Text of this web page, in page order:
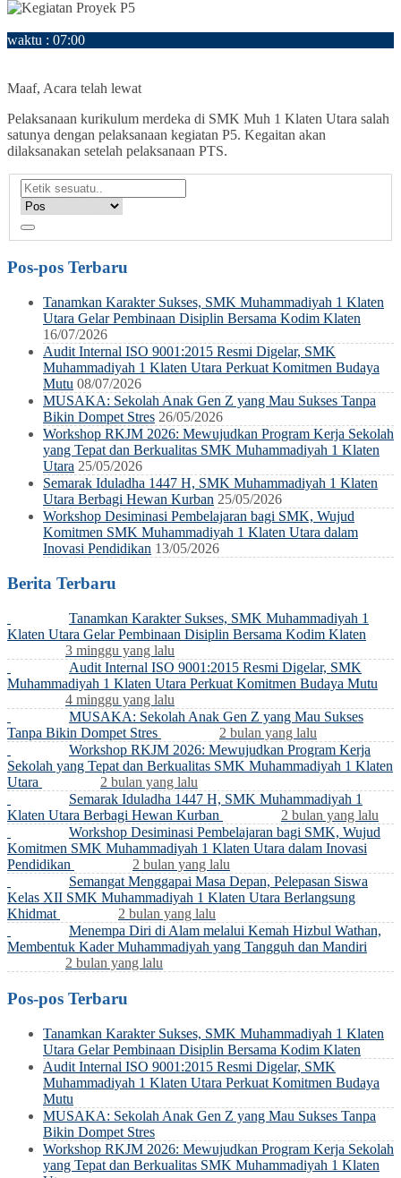
waktu : 07:00
Maaf, Acara telah lewat
Pelaksanaan kurikulum merdeka di SMK Muh 1 Klaten Utara salah
satunya dengan pelaksanaan kegiatan P5. Kegaitan akan
dilaksanakan setelah pelaksanaan PTS.
Pos-pos Terbaru
Tanamkan Karakter Sukses, SMK Muhammadiyah 1 Klaten
Utara Gelar Pembinaan Disiplin Bersama Kodim Klaten
16/07/2026
Audit Internal ISO 9001:2015 Resmi Digelar, SMK
Muhammadiyah 1 Klaten Utara Perkuat Komitmen Budaya
Mutu 08/07/2026
MUSAKA: Sekolah Anak Gen Z yang Mau Sukses Tanpa
Bikin Dompet Stres 26/05/2026
Workshop RKJM 2026: Mewujudkan Program Kerja Sekolah
yang Tepat dan Berkualitas SMK Muhammadiyah 1 Klaten
Utara 25/05/2026
Semarak Iduladha 1447 H, SMK Muhammadiyah 1 Klaten
Utara Berbagi Hewan Kurban 25/05/2026
Workshop Desiminasi Pembelajaran bagi SMK, Wujud
Komitmen SMK Muhammadiyah 1 Klaten Utara dalam
Inovasi Pendidikan 13/05/2026
Berita Terbaru
Tanamkan Karakter Sukses, SMK Muhammadiyah 1
Klaten Utara Gelar Pembinaan Disiplin Bersama Kodim Klaten
3 minggu yang lalu
Audit Internal ISO 9001:2015 Resmi Digelar, SMK
Muhammadiyah 1 Klaten Utara Perkuat Komitmen Budaya Mutu
4 minggu yang lalu
MUSAKA: Sekolah Anak Gen Z yang Mau Sukses
Tanpa Bikin Dompet Stres
2 bulan yang lalu
Workshop RKJM 2026: Mewujudkan Program Kerja
Sekolah yang Tepat dan Berkualitas SMK Muhammadiyah 1 Klaten
Utara
2 bulan yang lalu
Semarak Iduladha 1447 H, SMK Muhammadiyah 1
Klaten Utara Berbagi Hewan Kurban
2 bulan yang lalu
Workshop Desiminasi Pembelajaran bagi SMK, Wujud
Komitmen SMK Muhammadiyah 1 Klaten Utara dalam Inovasi
Pendidikan
2 bulan yang lalu
Semangat Menggapai Masa Depan, Pelepasan Siswa
Kelas XII SMK Muhammadiyah 1 Klaten Utara Berlangsung
Khidmat
2 bulan yang lalu
Menempa Diri di Alam melalui Kemah Hizbul Wathan,
Membentuk Kader Muhammadiyah yang Tangguh dan Mandiri
2 bulan yang lalu
Pos-pos Terbaru
Tanamkan Karakter Sukses, SMK Muhammadiyah 1 Klaten
Utara Gelar Pembinaan Disiplin Bersama Kodim Klaten
Audit Internal ISO 9001:2015 Resmi Digelar, SMK
Muhammadiyah 1 Klaten Utara Perkuat Komitmen Budaya
Mutu
MUSAKA: Sekolah Anak Gen Z yang Mau Sukses Tanpa
Bikin Dompet Stres
Workshop RKJM 2026: Mewujudkan Program Kerja Sekolah
yang Tepat dan Berkualitas SMK Muhammadiyah 1 Klaten